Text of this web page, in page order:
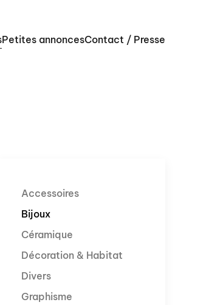
Petites annoncesContact / Presse
Accessoires
Bijoux
Céramique
Décoration & Habitat
Divers
Graphisme